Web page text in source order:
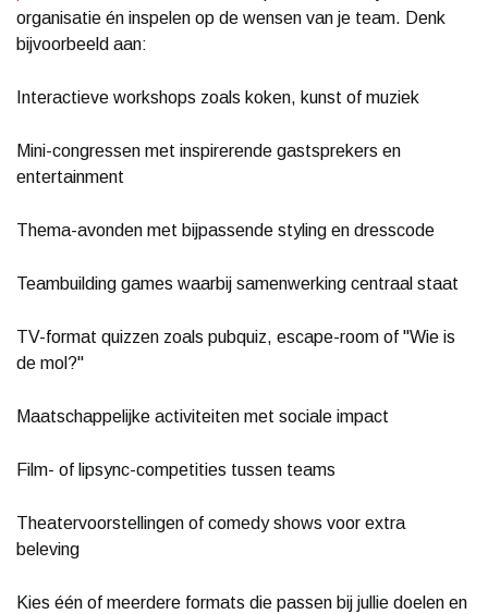
organisatie én inspelen op de wensen van je team. Denk
bijvoorbeeld aan:
Interactieve workshops zoals koken, kunst of muziek
Mini-congressen met inspirerende gastsprekers en
entertainment
Thema-avonden met bijpassende styling en dresscode
Teambuilding games waarbij samenwerking centraal staat
TV-format quizzen zoals pubquiz, escape-room of "Wie is
de mol?"
Maatschappelijke activiteiten met sociale impact
Film- of lipsync-competities tussen teams
Theatervoorstellingen of comedy shows voor extra
beleving
Kies één of meerdere formats die passen bij jullie doelen en